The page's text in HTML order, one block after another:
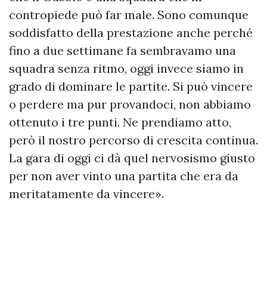
contropiede può far male. Sono comunque
soddisfatto della prestazione anche perché
fino a due settimane fa sembravamo una
squadra senza ritmo, oggi invece siamo in
grado di dominare le partite. Si può vincere
o perdere ma pur provandoci, non abbiamo
ottenuto i tre punti. Ne prendiamo atto,
però il nostro percorso di crescita continua.
La gara di oggi ci dà quel nervosismo giusto
per non aver vinto una partita che era da
meritatamente da vincere».